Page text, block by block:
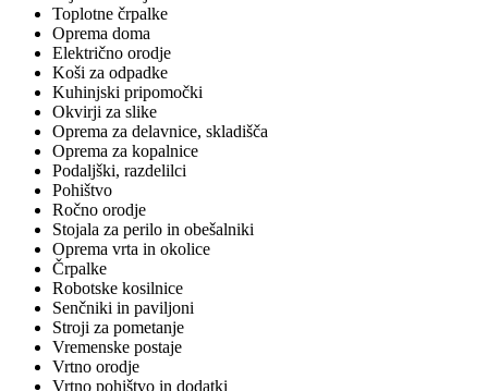
Toplotne črpalke
Oprema doma
Električno orodje
Koši za odpadke
Kuhinjski pripomočki
Okvirji za slike
Oprema za delavnice, skladišča
Oprema za kopalnice
Podaljški, razdelilci
Pohištvo
Ročno orodje
Stojala za perilo in obešalniki
Oprema vrta in okolice
Črpalke
Robotske kosilnice
Senčniki in paviljoni
Stroji za pometanje
Vremenske postaje
Vrtno orodje
Vrtno pohištvo in dodatki